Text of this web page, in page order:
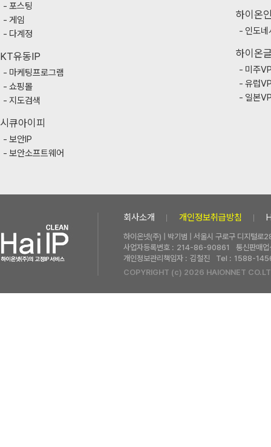
포스팅
게임
다계정
KT유동IP
마케팅프로그램
쇼핑몰
지도검색
시큐아이피
보안IP
보안소프트웨어
하이온
인도
하이온
미주
유럽
일본
회사소개 개인정보취급방침
하이온넷(주) | 박기범 | 서울시 구로구 디지털
사업자등록번호 : 214-86-90861
통신판매
개인정보관리책임자 : 김철진 Tel : 1588-
COPYRIGHT (c) 2026 HAIONNET